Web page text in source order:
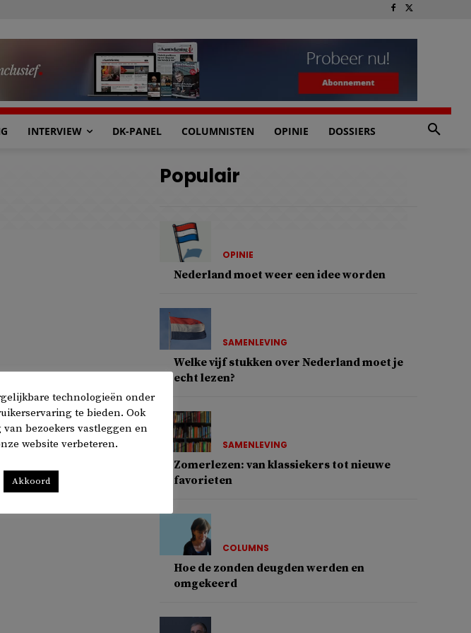
INTERVIEW DK-PANEL COLUMNISTEN OPINIE DOSSIERS
Populair
OPINIE
Nederland moet weer een idee worden
SAMENLEVING
Welke vijf stukken over Nederland moet je
echt lezen?
SAMENLEVING
Zomerlezen: van klassiekers tot nieuwe
favorieten
COLUMNS
Hoe de zonden deugden werden en
omgekeerd
technologieën onder
te bieden. Ook
bezoekers vastleggen en
website verbeteren.
Akkoord